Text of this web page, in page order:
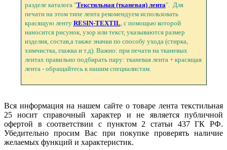
разделе каталога "Текстильная (тканевая) лента". Для
печати на этом типе лента рекомендуем использовать
красящую ленту RESIN-TEXTIL , с помощью которой
наносится рисунок, узор или текст, указываются размер
изделия, состав,а также значки по способу ухода (стирка,
химчистка, глажка и т.д). Важно: при печати на тканевых
лентах правильно подбирать пару: тканевая лента + красящая
лента - обращайтесь к нашим специалистам.
Вся информация на нашем сайте о товаре лента текстильная
25 носит справочный характер и не является публичной
офертой в соответствии с пунктом 2 статьи 437 ГК РФ.
Убедительно просим Вас при покупке проверять наличие
желаемых функций и характеристик.